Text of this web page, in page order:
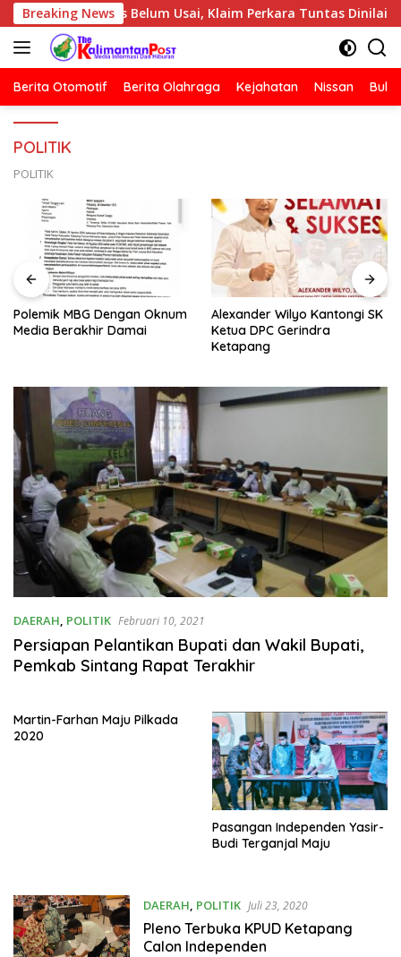
Langsung
ke
konten
Breaking News
Jurnalis Belum Usai, Klaim Perkara Tuntas Dinilai Keliru
Berita Otomotif Berita Olahraga Kejahatan Nissan
POLITIK
POLITIK
Polemik MBG Dengan Oknum
Media Berakhir Damai
Alexander Wilyo Kantongi SK
Ketua DPC Gerindra
Ketapang
DAERAH, POLITIK Februari 10, 2021
Persiapan Pelantikan Bupati dan Wakil Bupati,
Pemkab Sintang Rapat Terakhir
Martin-Farhan Maju Pilkada
2020
Pasangan Independen Yasir-
Budi Terganjal Maju
DAERAH, POLITIK Juli 23, 2020
Pleno Terbuka KPUD Ketapang
Calon Independen